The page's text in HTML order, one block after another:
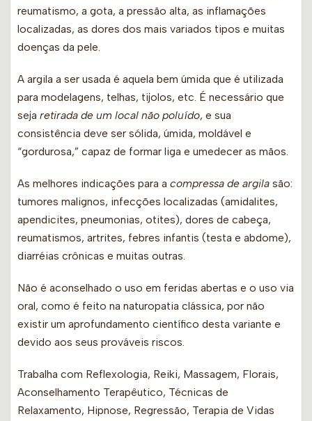
reumatismo, a gota, a pressão alta, as inflamações
localizadas, as dores dos mais variados tipos e muitas
doenças da pele.
A argila a ser usada é aquela bem úmida que é utilizada
para modelagens, telhas, tijolos, etc. É necessário que
seja retirada de um local não poluído, e sua
consistência deve ser sólida, úmida, moldável e
“gordurosa,” capaz de formar liga e umedecer as mãos.
As melhores indicações para a compressa de argila são:
tumores malignos, infecções localizadas (amidalites,
apendicites, pneumonias, otites), dores de cabeça,
reumatismos, artrites, febres infantis (testa e abdome),
diarréias crônicas e muitas outras.
Não é aconselhado o uso em feridas abertas e o uso via
oral, como é feito na naturopatia clássica, por não
existir um aprofundamento científico desta variante e
devido aos seus prováveis riscos.
Trabalha com Reflexologia, Reiki, Massagem, Florais,
Aconselhamento Terapêutico, Técnicas de
Relaxamento, Hipnose, Regressão, Terapia de Vidas